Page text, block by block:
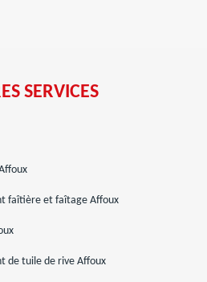
SERVICES
faîtière et faîtage Affoux
de tuile de rive Affoux